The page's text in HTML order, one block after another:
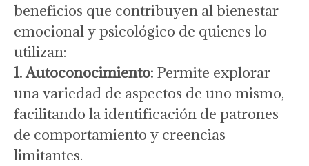
beneficios que contribuyen al bienestar
emocional y psicológico de quienes lo
utilizan:
1. Autoconocimiento: Permite explorar
una variedad de aspectos de uno mismo,
facilitando la identificación de patrones
de comportamiento y creencias
limitantes.